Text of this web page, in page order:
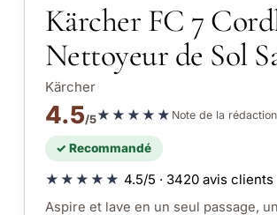
Kärcher FC 7
Nettoyeur de Sol
Kärcher
4.5/5★★★★★ Note de la rédaction
✓ Recommandé
★★★★★ 4.5/5 · 3420 avis clients
Aspire et lave en un seul passage,